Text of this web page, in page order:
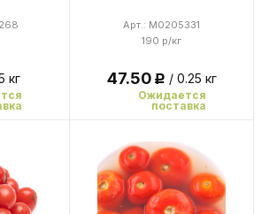
кг
190 р/кг
Арт.: M0205331
47.50Р / 0.25 кг
Ожидается
поставка